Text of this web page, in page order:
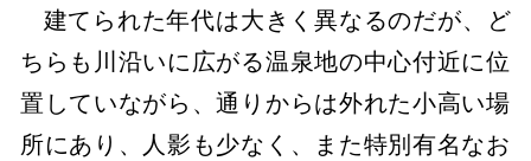
建てられた年代は大きく異なるのだが、ど
ちらも川沿いに広がる温泉地の中心付近に位
置していながら、通りからは外れた小高い場
所にあり、人影も少なく、また特別有名なお